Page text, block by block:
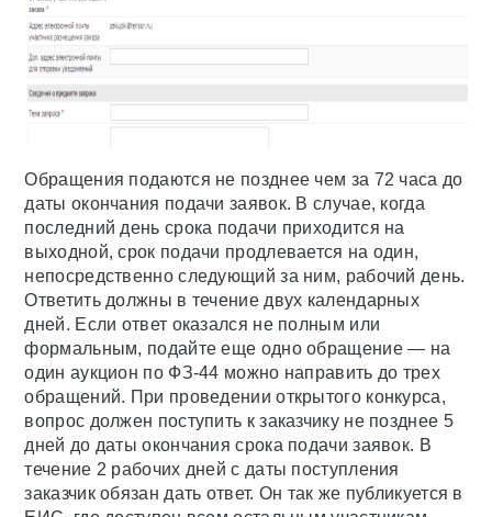
Обращения подаются не позднее чем за 72 часа до
даты окончания подачи заявок. В случае, когда
последний день срока подачи приходится на
выходной, срок подачи продлевается на один,
непосредственно следующий за ним, рабочий день.
Ответить должны в течение двух календарных
дней. Если ответ оказался не полным или
формальным, подайте еще одно обращение — на
один аукцион по ФЗ-44 можно направить до трех
обращений. При проведении открытого конкурса,
вопрос должен поступить к заказчику не позднее 5
дней до даты окончания срока подачи заявок. В
течение 2 рабочих дней с даты поступления
заказчик обязан дать ответ. Он так же публикуется в